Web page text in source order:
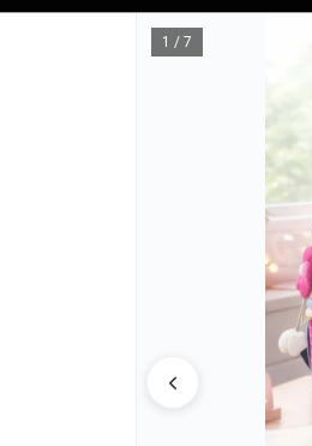
1 / 7
Tienda solo para